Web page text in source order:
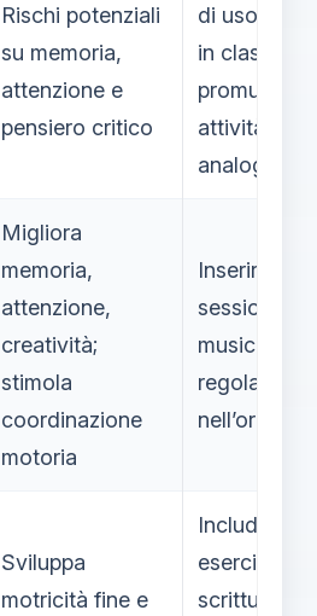
Rischi potenziali
su memoria,
attenzione e
pensiero critico
di uso
in classe;
promuovere
attività
analogiche
Migliora
memoria,
attenzione,
creatività;
stimola
coordinazione
motoria
Inserire
sessioni
musicali
regolari
nell’orario
Sviluppa
motricità fine e
Includere
esercizi di
scrittura a